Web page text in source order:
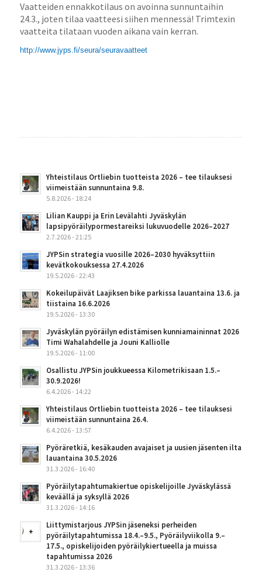
Vaatteiden ennakkotilaus on avoinna sunnuntaihin
24.3., joten tilaa vaatteesi siihen mennessä! Trimtexin
vaatteita tilataan vuoden aikana vain kerran.
http://www.jyps.fi/seura/seuravaatteet
Yhteistilaus Ortliebin tuotteista 2026 – tee tilauksesi
viimeistään sunnuntaina 9.8.
5.8.2026 - 18:24
Lilian Kauppi ja Erin Levälahti Jyväskylän
lapsipyöräilypormestareiksi lukuvuodelle 2026–2027
2.7.2026 - 21:25
JYPSin strategia vuosille 2026–2030 hyväksyttiin
kevätkokouksessa 27.4.2026
19.5.2026 - 22:43
Kokeilupäivät Laajiksen bike parkissa lauantaina 13.6. ja
tiistaina 16.6.2026
19.5.2026 - 13:30
Jyväskylän pyöräilyn edistämisen kunniamaininnat 2026
Timi Wahalahdelle ja Jouni Kalliolle
19.5.2026 - 11:00
Osallistu JYPSin joukkueessa Kilometrikisaan 1.5.–
30.9.2026!
6.4.2026 - 14:22
Yhteistilaus Ortliebin tuotteista 2026 – tee tilauksesi
viimeistään sunnuntaina 26.4.
6.4.2026 - 13:57
Pyöräretkiä, kesäkauden avajaiset ja uusien jäsenten ilta
lauantaina 30.5.2026
31.3.2026 - 16:40
Pyöräilytapahtumakiertue opiskelijoille Jyväskylässä
keväällä ja syksyllä 2026
31.3.2026 - 14:16
Liittymistarjous JYPSin jäseneksi perheiden
pyöräilytapahtumissa 18.4.–9.5., Pyöräilyviikolla 9.–
17.5., opiskelijoiden pyöräilykiertueella ja muissa
tapahtumissa 2026
31.3.2026 - 13:36